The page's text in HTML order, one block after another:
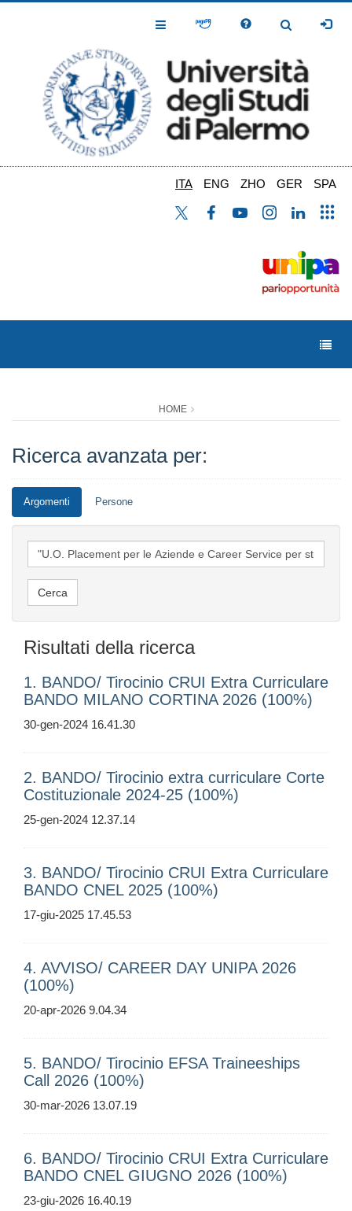
Toggle
Toggle
ITA ENG ZHO GER SPA
HOME
Ricerca avanzata per:
Argomenti Persone
Risultati della ricerca
1. BANDO/ Tirocinio CRUI Extra Curriculare
BANDO MILANO CORTINA 2026 (100%)
30-gen-2024 16.41.30
2. BANDO/ Tirocinio extra curriculare Corte
Costituzionale 2024-25 (100%)
25-gen-2024 12.37.14
3. BANDO/ Tirocinio CRUI Extra Curriculare
BANDO CNEL 2025 (100%)
17-giu-2025 17.45.53
4. AVVISO/ CAREER DAY UNIPA 2026
(100%)
20-apr-2026 9.04.34
5. BANDO/ Tirocinio EFSA Traineeships
Call 2026 (100%)
30-mar-2026 13.07.19
6. BANDO/ Tirocinio CRUI Extra Curriculare
BANDO CNEL GIUGNO 2026 (100%)
23-giu-2026 16.40.19